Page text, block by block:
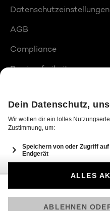
Datenschutzeinstellungen
AGB
Compliance
Barrierefreiheit